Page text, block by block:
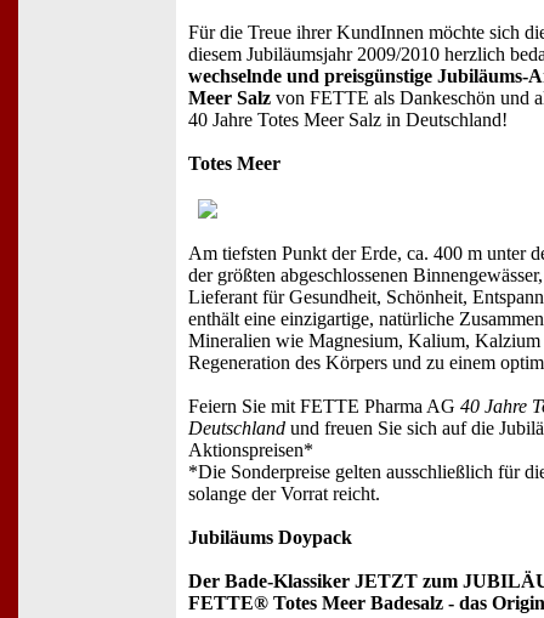
Für die Treue ihrer KundInnen möchte sich
diesem Jubiläumsjahr 2009/2010 herzlich
wechselnde und preisgünstige Jubiläums-
Meer Salz von FETTE als Dankeschön und
40 Jahre Totes Meer Salz in Deutschland!
Totes Meer
Am tiefsten Punkt der Erde, ca. 400 m unter
der größten abgeschlossenen
Lieferant für Gesundheit, Schönheit,
enthält eine einzigartige, natürliche
Mineralien wie Magnesium, Kalium,
Regeneration des Körpers und zu einem
Feiern Sie mit FETTE Pharma AG 40 Jahre
Deutschland und freuen Sie sich auf die
Aktionspreisen*
*Die Sonderpreise gelten ausschließlich für
solange der Vorrat reicht.
Jubiläums Doypack
Der Bade-Klassiker JETZT zum
FETTE® Totes Meer Badesalz - das